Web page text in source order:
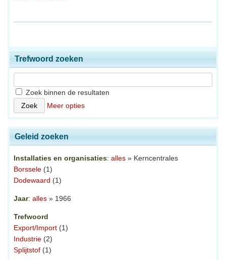
Trefwoord zoeken
Zoek binnen de resultaten
Meer opties
Geleid zoeken
Installaties en organisaties: alles » Kerncentrales
Borssele (1)
Dodewaard (1)
Jaar: alles » 1966
Trefwoord
Export/Import (1)
Industrie (2)
Splijtstof (1)